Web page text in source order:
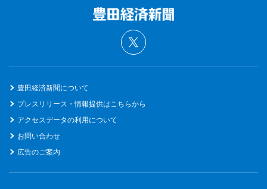
豊田経済新聞について
プレスリリース・情報提供はこちらから
アクセスデータの利用について
お問い合わせ
広告のご案内